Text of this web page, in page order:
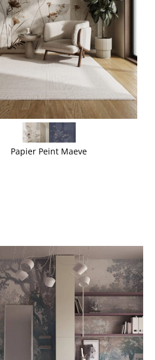
Papier Peint Maeve